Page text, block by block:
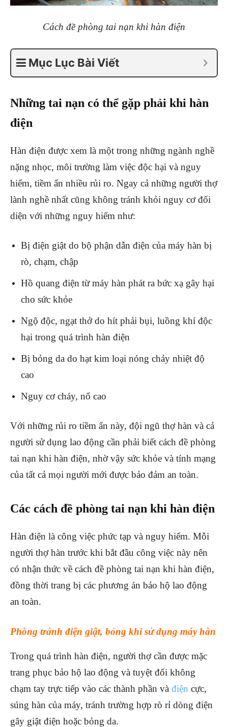
Cách đề phòng tai nạn khi hàn điện
Mục Lục Bài Viết
Những tai nạn có thể gặp phải khi hàn
điện
Hàn điện được xem là một trong những ngành nghề
nặng nhọc, môi trường làm việc độc hại và nguy
hiểm, tiềm ẩn nhiều rủi ro. Ngay cả những người thợ
lành nghề nhất cũng không tránh khỏi nguy cơ đối
diện với những nguy hiểm như:
Bị điện giật do bộ phận dẫn điện của máy hàn bị
rò, chạm, chập
Hồ quang điện từ máy hàn phát ra bức xạ gây hại
cho sức khỏe
Ngộ độc, ngạt thở do hít phải bụi, luồng khí độc
hại trong quá trình hàn điện
Bị bỏng da do hạt kim loại nóng chảy nhiệt độ
cao
Nguy cơ cháy, nổ cao
Với những rủi ro tiềm ẩn này, đội ngũ thợ hàn và cả
người sử dụng lao động cần phải biết cách đề phòng
tai nạn khi hàn điện, nhờ vậy sức khỏe và tính mạng
của tất cả mọi người mới được bảo đảm an toàn.
Các cách đề phòng tai nạn khi hàn điện
Hàn điện là công việc phức tạp và nguy hiểm. Mỗi
người thợ hàn trước khi bắt đầu công việc này nên
có nhận thức về cách đề phòng tai nạn khi hàn điện,
đồng thời trang bị các phương án bảo hộ lao động
an toàn.
Phòng tránh điện giật, bỏng khi sử dụng máy hàn
Trong quá trình hàn điện, người thợ cần được mặc
trang phục bảo hộ lao động và tuyệt đối không
chạm tay trực tiếp vào các thành phần và điện cực,
súng hàn của máy, tránh trường hợp rò rỉ dòng điện
gây giật điện hoặc bỏng da.